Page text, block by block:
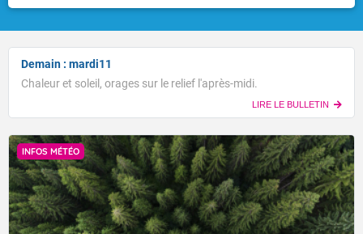
Demain : mardi11
Chaleur et soleil, orages sur le relief l'après-midi.
LIRE LE BULLETIN
INFOS MÉTÉO